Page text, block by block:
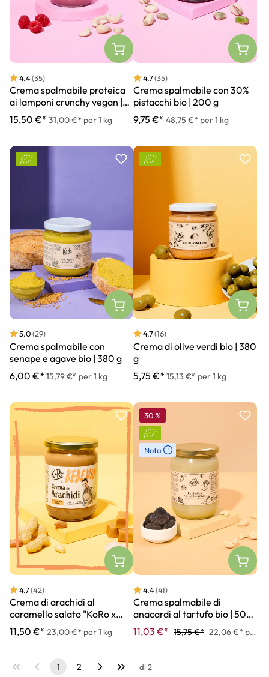
4.4(35)
Crema spalmabile proteica
ai lamponi crunchy vegan |
500 g
15,50 €* 31,00 €* per 1 kg
4.7(35)
Crema spalmabile con 30%
pistacchi bio | 200 g
9,75 €* 48,75 €* per 1 kg
5.0(29)
Crema spalmabile con
senape e agave bio | 380 g
6,00 €* 15,79 €* per 1 kg
4.7(16)
Crema di olive verdi bio | 380
g
5,75 €* 15,13 €* per 1 kg
4.7(42)
Crema di arachidi al
caramello salato "KoRo x
Bebe Vio" | 500 g
11,50 €* 23,00 €* per 1 kg
30 %
Nota
4.4(41)
Crema spalmabile di
anacardi al tartufo bio | 500
g
11,03 €* 15,75 €* 22,06 €* per 1 kg
1 2 di 2